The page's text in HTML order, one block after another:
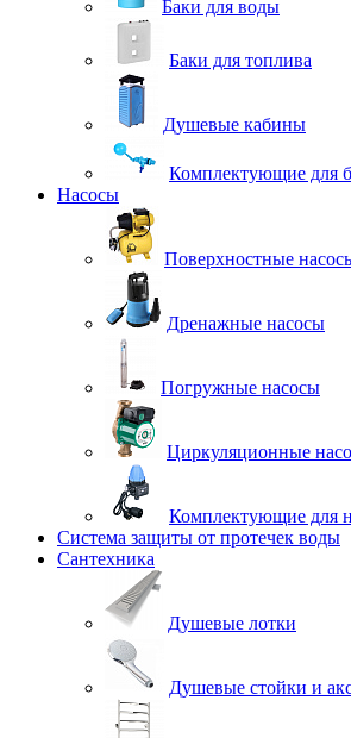
Баки для воды
Баки для топлива
Душевые кабины
Комплектующие для
Насосы
Поверхностные
Дренажные насосы
Погружные насосы
Циркуляционные
Комплектующие для
Система защиты от протечек воды
Сантехника
Душевые лотки
Душевые стойки и